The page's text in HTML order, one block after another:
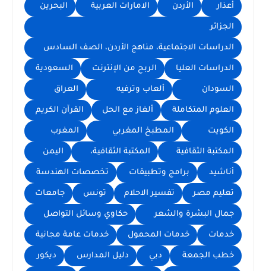
أعذار الأردن الامارات العربية البحرين
الجزائر
الدراسات الاجتماعية، مناهج الأردن، الصف السادس
الدراسات العليا الربح من الإنترنت السعودية
السودان ألعاب وترفيه العراق
العلوم المتكاملة ألغاز مع الحل القرآن الكريم
الكويت المطبخ المغربي المغرب
المكتبة الثقافية المكتبة الثقافية، اليمن
أناشيد برامج وتطبيقات تخصصات الهندسة
تعليم مصر تفسير الاحلام تونس جامعات
جمال البشرة والشعر حكاوي وسائل التواصل
خدمات خدمات المحمول خدمات عامة مجانية
خطب الجمعة دبي دليل المدارس ديكور